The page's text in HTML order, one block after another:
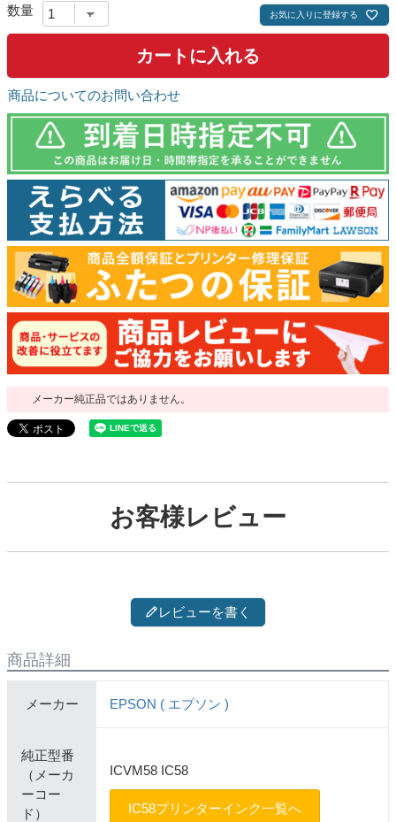
須
)
お気に入りに登録する
カートに入れる
商品についてのお問い合わせ
メーカー純正品ではありません。
お客様レビュー
レビューを書く
商品詳細
メーカー EPSON ( エプソン )
純正型番
（メーカ
ーコー
ド）
ICVM58 IC58
IC58プリンターインク一覧へ